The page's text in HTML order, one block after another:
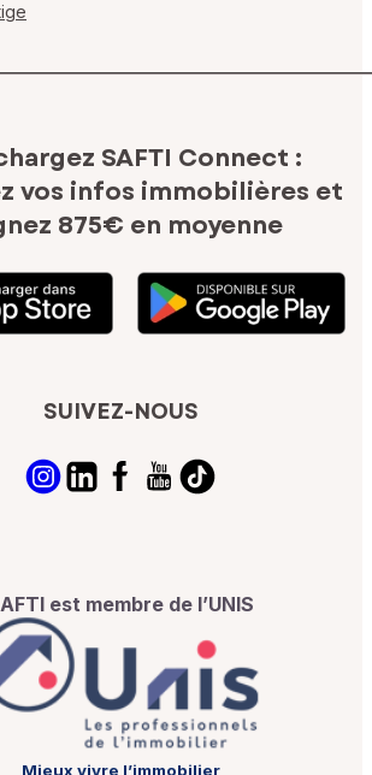
SAFTI Connect :
vos infos immobilières et
875€ en moyenne
SUIVEZ-NOUS
est membre de l’UNIS
Mieux vivre l’immobilier